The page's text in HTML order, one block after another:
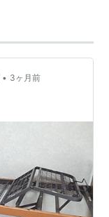
• 3ヶ月前